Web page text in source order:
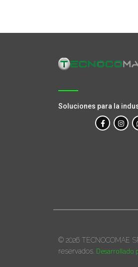
Soluciones para la
© 2026 TECNOCOMAE
reservados. Desarrollado